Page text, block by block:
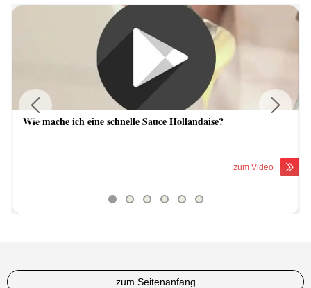
Wie mache ich eine schnelle Sauce Hollandaise?
zum Video
Previous
zum Seitenanfang